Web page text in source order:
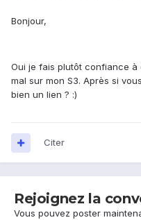
Bonjour,
Oui je fais plutôt confiance
mal sur mon S3. Après si
bien un lien ? :)
Citer
Rejoignez la
Vous pouvez poster